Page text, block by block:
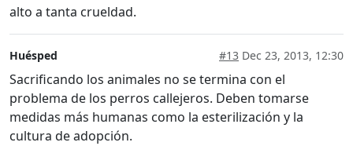
alto a tanta crueldad.
Huésped #13 Dec 23, 2013, 12:30
Sacrificando los animales no se termina con el
problema de los perros callejeros. Deben tomarse
medidas más humanas como la esterilización y la
cultura de adopción.